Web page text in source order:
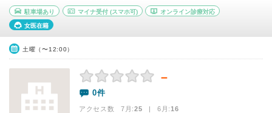
駐車場あり マイナ受付(スマホ可) オンライン診療対応
女医在籍
土曜（〜12:00）
－
0件
アクセス数 7月:25 | 6月:16